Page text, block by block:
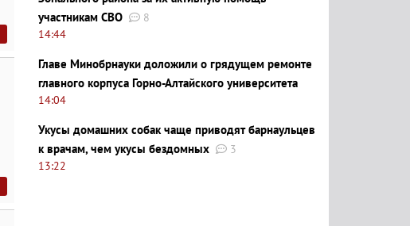
участникам СВО
8
14:44
Главе Минобрнауки доложили о грядущем ремонте
главного корпуса Горно-Алтайского университета
14:04
Укусы домашних собак чаще приводят барнаульцев
к врачам, чем укусы бездомных
3
13:22